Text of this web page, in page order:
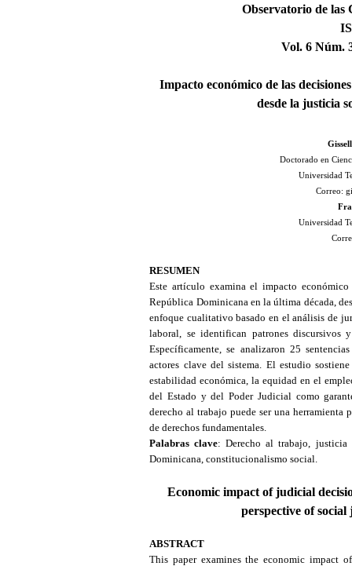
Observatorio de las
Vol. 6 Núm.
Impacto económico de las
desde la justicia
Doctorado en
Universidad
Correo:
Universidad
RESUMEN
Este artículo examina el impacto
República Dominicana en la última década,
enfoque cualitativo basado en el análisis de
laboral, se identifican patrones discursivos
Específicamente, se analizaron 25
actores clave del sistema. El estudio
estabilidad económica, la equidad en el
del Estado y del Poder Judicial como
derecho al trabajo puede ser una
de derechos fundamentales.
Palabras clave: Derecho al trabajo, justicia
Dominicana, constitucionalismo social.
Economic impact of judicial
perspective of
ABSTRACT
This paper examines the economic